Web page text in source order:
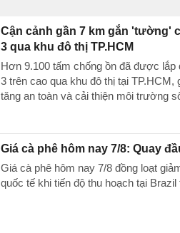
Cận cảnh gần 7 km gắn 'tường'
3 qua khu đô thị TP.HCM
Hơn 9.100 tấm chống ồn đã được lắp
3 trên cao qua khu đô thị tại TP.HCM,
tăng an toàn và cải thiện môi trường
Giá cà phê hôm nay 7/8: Quay
Giá cà phê hôm nay 7/8 đồng loạt
quốc tế khi tiến độ thu hoạch tại Brazil